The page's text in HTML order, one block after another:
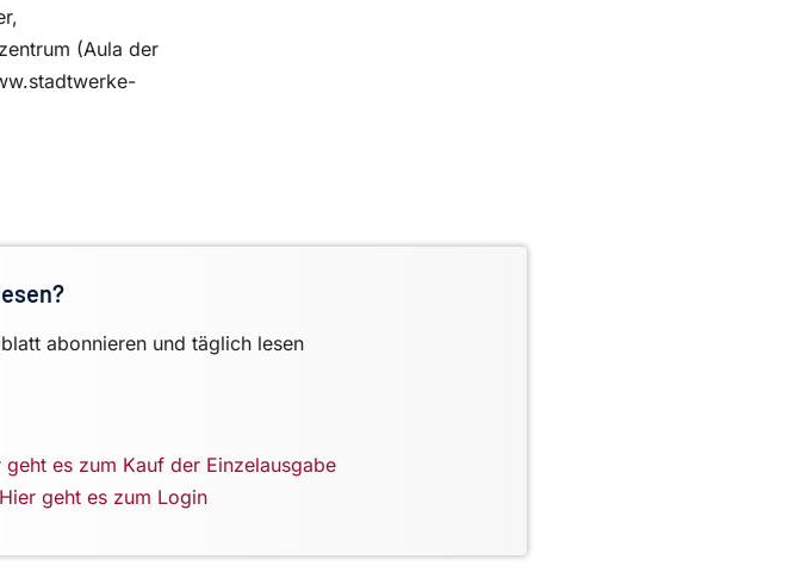
(Aula der
abonnieren und täglich lesen
geht es zum Kauf der Einzelausgabe
Hier geht es zum Login